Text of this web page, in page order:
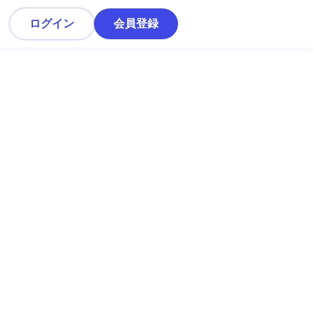
ログイン 会員登録